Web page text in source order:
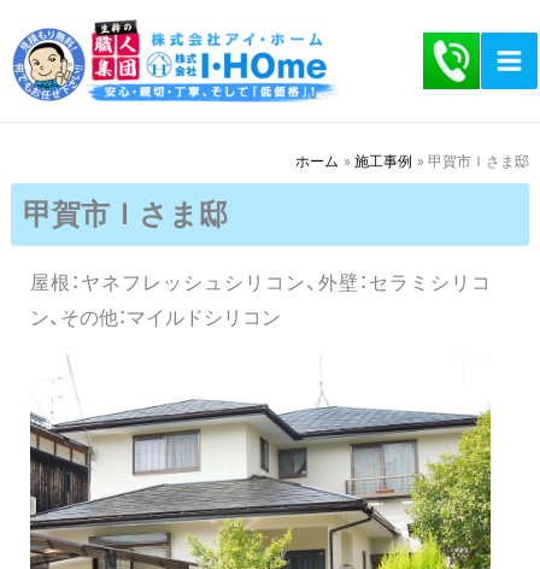
容
を
ッ
ホーム 施工事例 甲賀市Ｉさま邸
甲賀市Ｉさま邸
屋根：ヤネフレッシュシリコン、外壁：セラミシリコ
ン、その他：マイルドシリコン